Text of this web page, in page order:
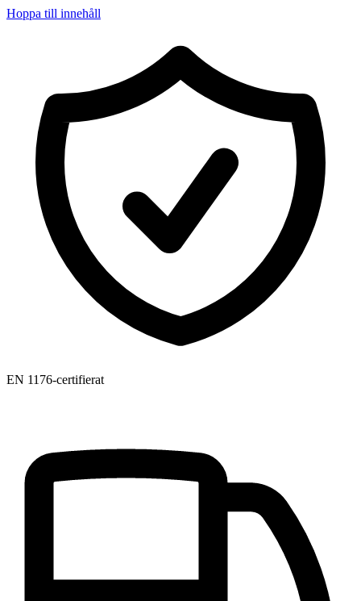
Hoppa till innehåll
EN 1176-certifierat